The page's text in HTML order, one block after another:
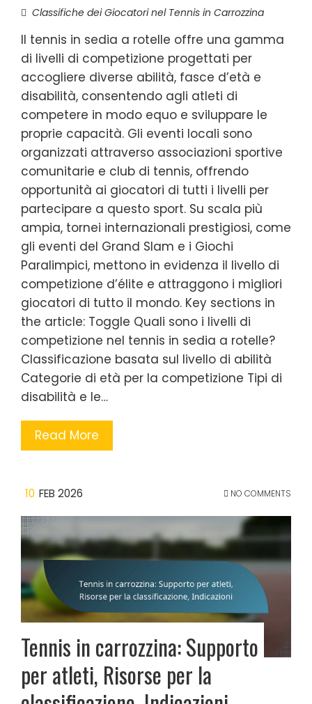
Classifiche dei Giocatori nel Tennis in Carrozzina
Il tennis in sedia a rotelle offre una gamma
di livelli di competizione progettati per
accogliere diverse abilità, fasce d’età e
disabilità, consentendo agli atleti di
competere in modo equo e sviluppare le
proprie capacità. Gli eventi locali sono
organizzati attraverso associazioni sportive
comunitarie e club di tennis, offrendo
opportunità ai giocatori di tutti i livelli per
partecipare a questo sport. Su scala più
ampia, tornei internazionali prestigiosi, come
gli eventi del Grand Slam e i Giochi
Paralimpici, mettono in evidenza il livello di
competizione d’élite e attraggono i migliori
giocatori di tutto il mondo. Key sections in
the article: Toggle Quali sono i livelli di
competizione nel tennis in sedia a rotelle?
Classificazione basata sul livello di abilità
Categorie di età per la competizione Tipi di
disabilità e le…
Read More
10 FEB 2026 NO COMMENTS
Tennis in carrozzina: Supporto
per atleti, Risorse per la